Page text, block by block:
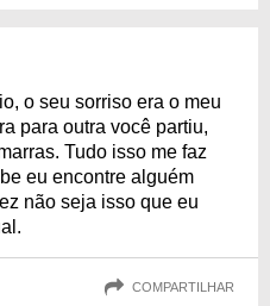
o seu sorriso era o meu
para outra você partiu,
Tudo isso me faz
eu encontre alguém
não seja isso que eu
COMPARTILHAR